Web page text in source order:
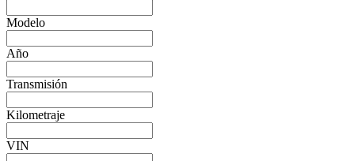
Modelo
Año
Transmisión
Kilometraje
VIN